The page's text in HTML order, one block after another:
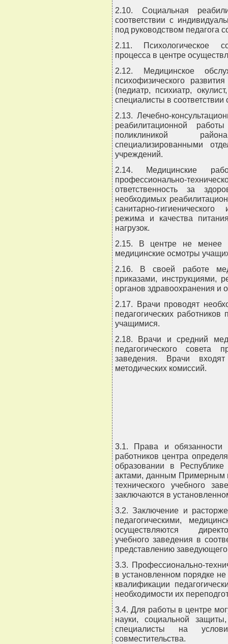
2.10. Социальная
соответствии с
под руководством педагога
2.11. Психологическое
процесса в центре
2.12. Медицинское
психофизического
(педиатр, психиатр,
специалисты в
2.13. Лечебно-
реабилитационной
поликлиникой
специализированными
учреждений.
2.14. Медицинские
профессионально-
ответственность за
необходимых
санитарно-
режима и качества
нагрузок.
2.15. В центре не менее
медицинские осмотры
2.16. В своей работе
приказами, инструкциями,
органов здравоохранения и
2.17. Врачи проводят
педагогических
учащимися.
2.18. Врачи и средний
педагогического совета
заведения. Врачи
методических комиссий.
3.1. Права и обязанности
работников центра
образовании в
актами, данным Примерным
технического учебного
заключаются в
3.2. Заключение и
педагогическими,
осуществляются
учебного заведения в
представлению
3.3. Профессионально-
в установленном порядке
квалификации
необходимости их
3.4. Для работы в центре
науки, социальной
специалисты на
совместительства.